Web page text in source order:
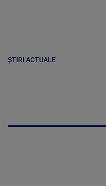
ȘTIRI ACTUALE